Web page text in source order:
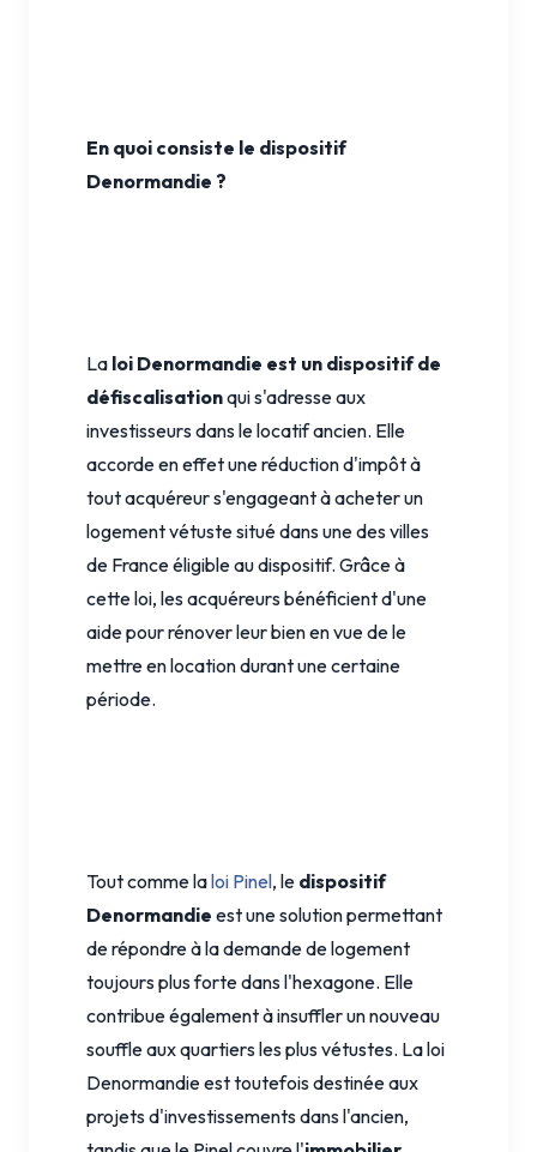
En quoi consiste le dispositif
Denormandie ?
La loi Denormandie est un dispositif de
défiscalisationqui s'adresse aux
investisseurs dans le locatif ancien. Elle
accorde en effet une réduction d'impôt à
tout acquéreur s'engageant à acheter un
logement vétuste situé dans une des villes
de France éligible au dispositif. Grâce à
cette loi, les acquéreurs bénéficient d'une
aide pour rénover leur bien en vue de le
mettre en location durant une certaine
période.
Tout comme laloi Pinel, le dispositif
Denormandie est une solution permettant
de répondre à la demande de logement
toujours plus forte dans l'hexagone. Elle
contribue également à insuffler un nouveau
souffle aux quartiers les plus vétustes. La loi
Denormandie est toutefois destinée aux
projets d'investissements dans l'ancien,